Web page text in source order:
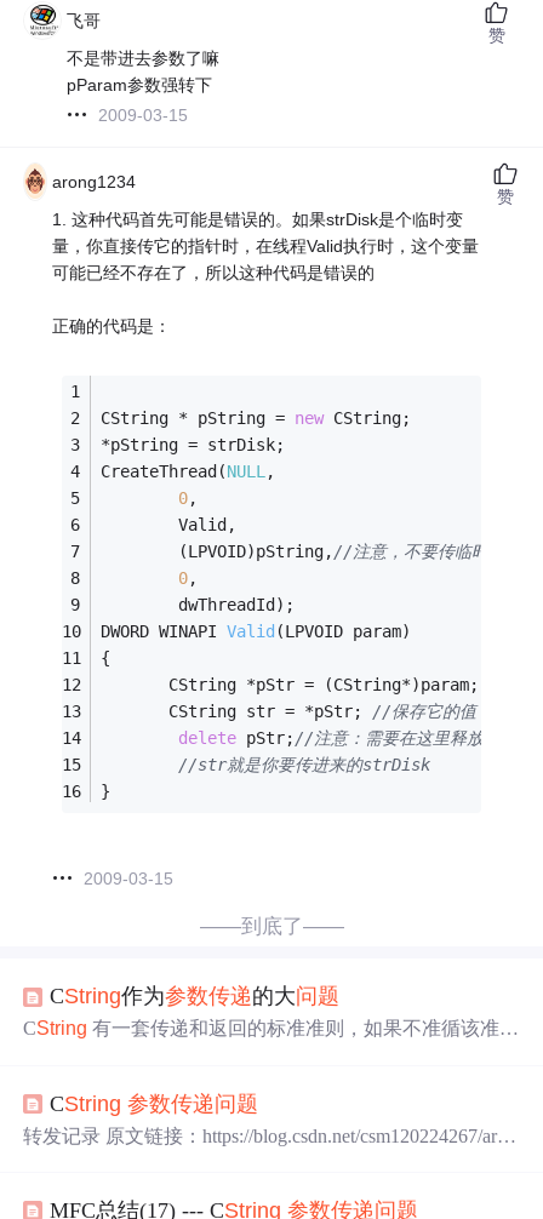
飞哥
不是带进去参数了嘛
pParam参数强转下
2009-03-15
赞
arong1234
1. 这种代码首先可能是错误的。如果strDisk是个临时变
量，你直接传它的指针时，在线程Valid执行时，这个变量
可能已经不存在了，所以这种代码是错误的
正确的代码是：
CString * pString = new CString;
*pString = strDisk;
CreateThread(NULL ,
0,
        Valid,
        (LPVOID)pString,
//注意，不要传临时变量的
0,
        dwThreadId);
DWORD WINAPI Valid (LPVOID param)
{
       CString *pStr = (CString*)param;
       CString str = *pStr;
//保存它的值
delete pStr;//注意：需要在这里释放
//str就是你要传进来的strDisk
}
2009-03-15
赞
——到底了——
CString作为参数传递的大问题
CString 有一套传递和返回的标准准则，如果不准循该准
输入参数，在大多数情况下，最好将其转换为LPCTSTR,
然后在函数中根据需要使用构造函数或赋值运算将其转换
CString 参数传递问题
转发记录 原文链接：https://blog.csdn.net/csm120224267/artic
烂额！ 先把这个问题记下来： CString 参数传递
MFC总结(17) --- CString 参数传递问题